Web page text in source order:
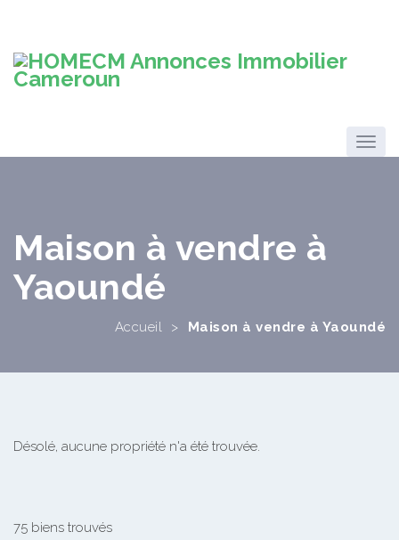
Maison à vendre à
Yaoundé
Accueil > Maison à vendre à Yaoundé
Désolé, aucune propriété n'a été trouvée.
75 biens trouvés